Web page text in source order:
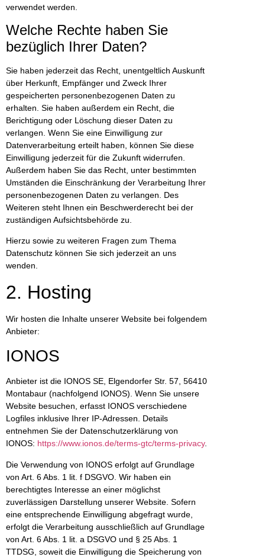
verwendet werden.
Welche Rechte haben Sie
bezüglich Ihrer Daten?
Sie haben jederzeit das Recht, unentgeltlich Auskunft
über Herkunft, Empfänger und Zweck Ihrer
gespeicherten personenbezogenen Daten zu
erhalten. Sie haben außerdem ein Recht, die
Berichtigung oder Löschung dieser Daten zu
verlangen. Wenn Sie eine Einwilligung zur
Datenverarbeitung erteilt haben, können Sie diese
Einwilligung jederzeit für die Zukunft widerrufen.
Außerdem haben Sie das Recht, unter bestimmten
Umständen die Einschränkung der Verarbeitung Ihrer
personenbezogenen Daten zu verlangen. Des
Weiteren steht Ihnen ein Beschwerderecht bei der
zuständigen Aufsichtsbehörde zu.
Hierzu sowie zu weiteren Fragen zum Thema
Datenschutz können Sie sich jederzeit an uns
wenden.
2. Hosting
Wir hosten die Inhalte unserer Website bei folgendem
Anbieter:
IONOS
Anbieter ist die IONOS SE, Elgendorfer Str. 57, 56410
Montabaur (nachfolgend IONOS). Wenn Sie unsere
Website besuchen, erfasst IONOS verschiedene
Logfiles inklusive Ihrer IP-Adressen. Details
entnehmen Sie der Datenschutzerklärung von
IONOS: https://www.ionos.de/terms-gtc/terms-privacy.
Die Verwendung von IONOS erfolgt auf Grundlage
von Art. 6 Abs. 1 lit. f DSGVO. Wir haben ein
berechtigtes Interesse an einer möglichst
zuverlässigen Darstellung unserer Website. Sofern
eine entsprechende Einwilligung abgefragt wurde,
erfolgt die Verarbeitung ausschließlich auf Grundlage
von Art. 6 Abs. 1 lit. a DSGVO und § 25 Abs. 1
TTDSG, soweit die Einwilligung die Speicherung von